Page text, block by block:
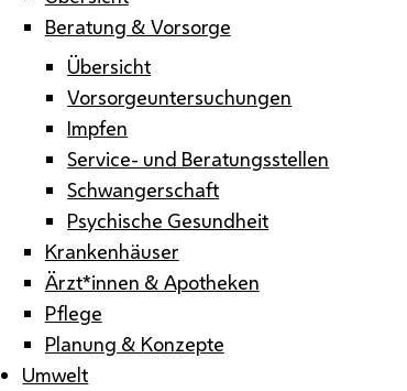
Beratung & Vorsorge
Übersicht
Vorsorgeuntersuchungen
Impfen
Service- und Beratungsstellen
Schwangerschaft
Psychische Gesundheit
Krankenhäuser
Ärzt*innen & Apotheken
Pflege
Planung & Konzepte
Umwelt